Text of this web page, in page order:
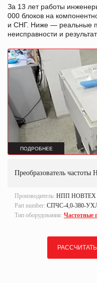
За 13 лет работы
000 блоков на
и СНГ. Ниже — реальные
неисправности и
ПОДРОБНЕЕ
Преобразователь
Производитель: НПП НОВТЕХ
Part number: СПЧС-4,0-380-
Тип оборудования: Частотные